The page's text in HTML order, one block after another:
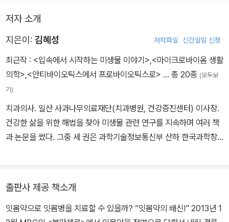
저자 소개
지은이: 김혜성 저자파일 신간알림 신청
최근작 : <입속에서 시작하는 미생물 이야기>,<마이크로바이옴 생활
의학>,<안티바이오틱스에서 프로바이오틱스로> … 총 20종 (모두보
기)
치과의사. 일산 사과나무의료재단(치과병원, 건강증진센터) 이사장.
건강한 삶을 위한 해법을 찾아 미생물 관련 연구를 지속하며 여러 책
과 논문을 썼다. 그중 세 권은 과학기술정보통신부 산하 한국과학창
산’)를 소망한다. 입속세균 관리, 장내미생물 관리 관련 블로그를 운
영 중이다.
출판사 제공 책소개
잇몸약으로 잇몸병을 치료할 수 있을까? “잇몸약의 배신!” 2013년 1